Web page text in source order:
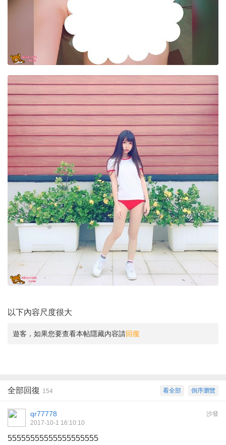
以下內容尺度很大
遊客，如果您要查看本帖隱藏內容請回復
倒序瀏覽
看全部
全部回復 154
沙發
qr77778
2017-10-1 16:10:10
55555555555555555555